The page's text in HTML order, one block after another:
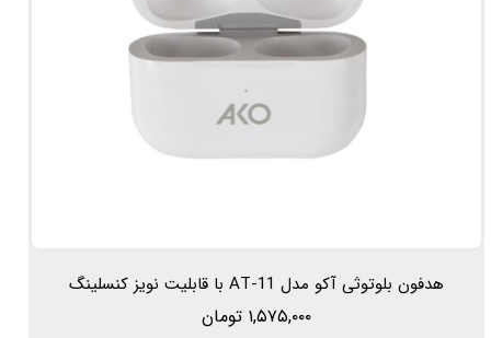
هدفون بلوتوثی آکو مدل AT-11 با قابلیت نویز کنسلینگ
۱,۵۷۵,۰۰۰ تومان